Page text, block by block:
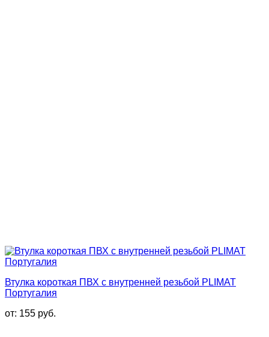
Втулка короткая ПВХ с внутренней резьбой PLIMAT
Португалия
от: 155 руб.